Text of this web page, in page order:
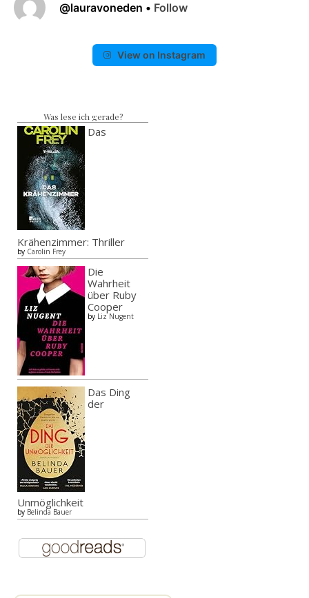
@lauravoneden • Follow
View on Instagram
Was lese ich gerade?
Das
Krähenzimmer: Thriller
by Carolin Frey
Die
Wahrheit
über Ruby
Cooper
by Liz Nugent
Das Ding
der
Unmöglichkeit
by Belinda Bauer